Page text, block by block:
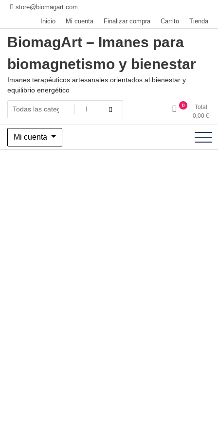
Saltarstore@biomagart.com
Inicio
Mi cuenta Finalizar compra Carrito Tienda
BiomagArt – Imanes para
biomagnetismo y bienestar
Imanes terapéuticos artesanales orientados al bienestar y
equilibrio energético
0
Total
0,00 €
Mi cuenta